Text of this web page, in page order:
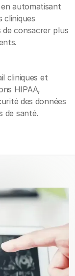
en automatisant
cliniques
consacrer plus
cliniques et
HIPAA,
des données
de santé.